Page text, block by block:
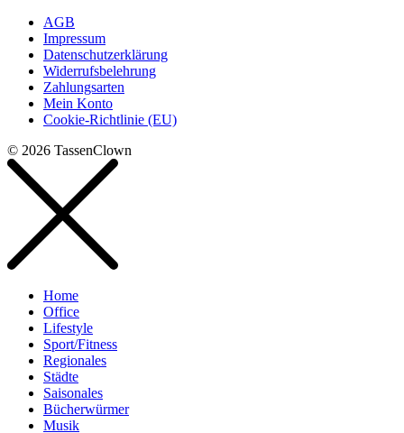
AGB
Impressum
Datenschutzerklärung
Widerrufsbelehrung
Zahlungsarten
Mein Konto
Cookie-Richtlinie (EU)
© 2026 TassenClown
Home
Office
Lifestyle
Sport/Fitness
Regionales
Städte
Saisonales
Bücherwürmer
Musik